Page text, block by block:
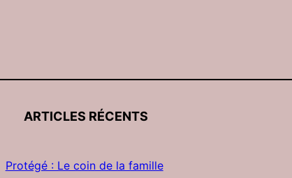
ARTICLES RÉCENTS
Protégé : Le coin de la famille